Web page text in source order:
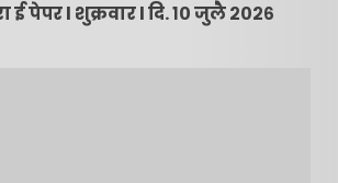
ई पेपर l शुक्रवार l दि. १० जुलै २०२६